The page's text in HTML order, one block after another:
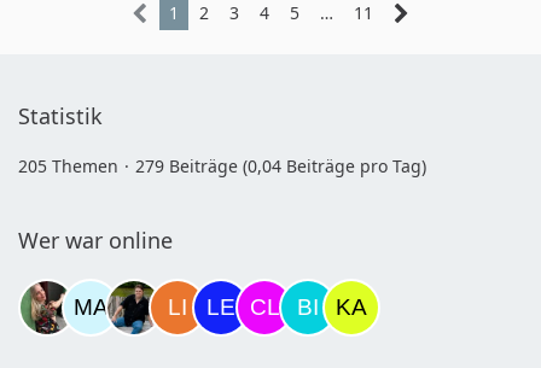
1 2 3 4 5 … 11
Statistik
205 Themen 279 Beiträge (0,04 Beiträge pro Tag)
Wer war online